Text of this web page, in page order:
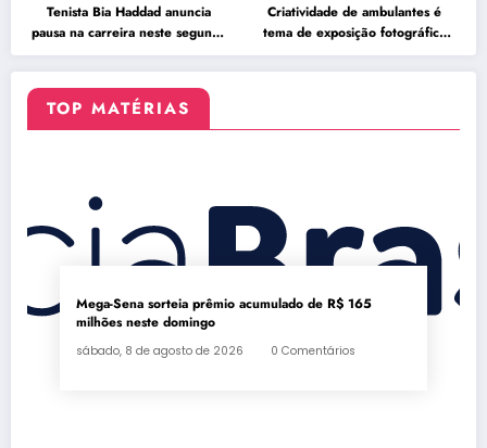
Tenista Bia Haddad anuncia
pausa na carreira neste segundo
semestre
Criatividade de ambulantes é
tema de exposição fotográfica
no Rio
TOP MATÉRIAS
Mega-Sena sorteia prêmio acumulado de R$ 165
milhões neste domingo
sábado, 8 de agosto de 2026 0 Comentários